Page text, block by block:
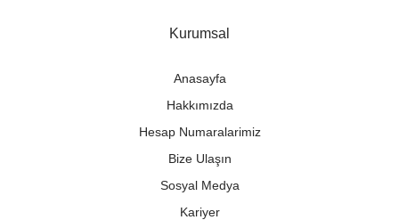
Kurumsal
Anasayfa
Hakkımızda
Hesap Numaralarimiz
Bize Ulaşın
Sosyal Medya
Kariyer